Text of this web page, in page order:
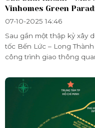
Vinhomes Green
07-10-2025 14:46
Sau gần một thập kỷ xây
tốc Bến Lức – Long
công trình giao thông
Vinhomes Green
cây cầu này được kỳ
cho trục đô thị – du lịch